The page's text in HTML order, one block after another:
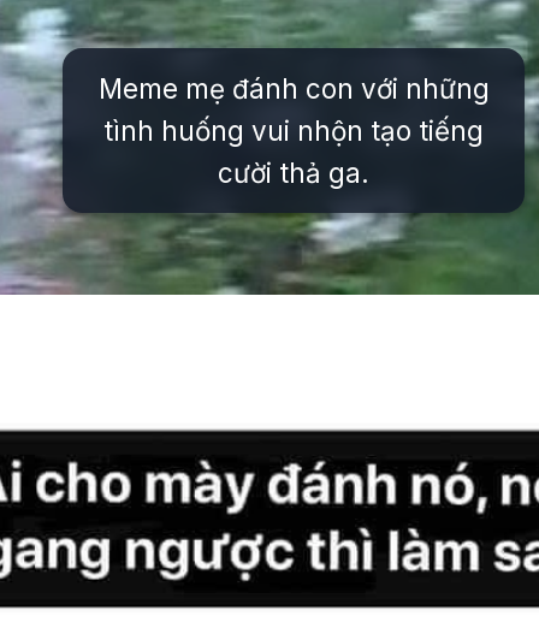
Meme mẹ đánh con với những
tình huống vui nhộn tạo tiếng
cười thả ga.